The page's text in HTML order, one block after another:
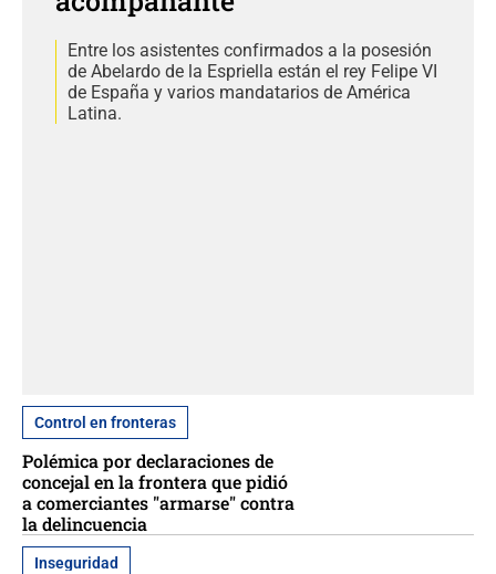
Entre los asistentes confirmados a la posesión
de Abelardo de la Espriella están el rey Felipe VI
de España y varios mandatarios de América
Latina.
Control en fronteras
Polémica por declaraciones de
concejal en la frontera que pidió
a comerciantes "armarse" contra
la delincuencia
Inseguridad